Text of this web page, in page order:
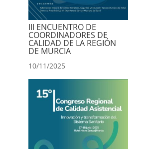
III ENCUENTRO DE
COORDINADORES DE
CALIDAD DE LA REGIÓN
DE MURCIA
10/11/2025